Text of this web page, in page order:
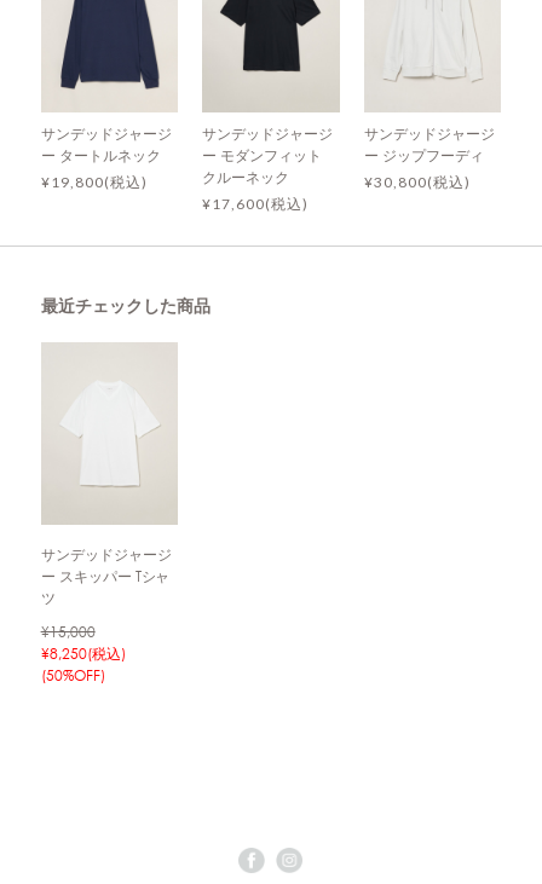
サンデッドジャージ
ー タートルネック
¥19,800(税込)
サンデッドジャージ
ー モダンフィット
クルーネック
¥17,600(税込)
サンデッドジャージ
ー ジップフーディ
¥30,800(税込)
最近チェックした商品
サンデッドジャージ
ー スキッパー Tシャ
ツ
¥15,000
¥8,250(税込)
(50%OFF)